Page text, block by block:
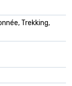
Trekking,